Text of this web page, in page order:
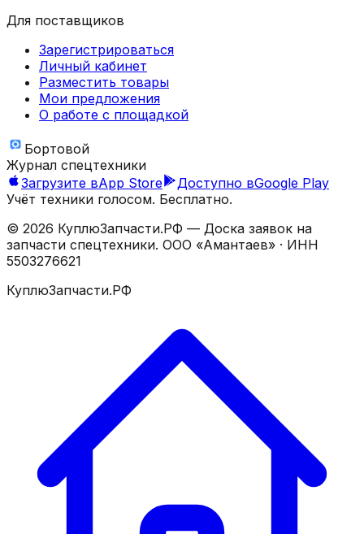
Для поставщиков
Зарегистрироваться
Личный кабинет
Разместить товары
Мои предложения
О работе с площадкой
Бортовой
Журнал спецтехники
Загрузите вApp Store Доступно вGoogle Play
Учёт техники голосом. Бесплатно.
© 2026 КуплюЗапчасти.РФ — Доска заявок на
запчасти спецтехники. ООО «Амантаев» · ИНН
5503276621
КуплюЗапчасти.РФ